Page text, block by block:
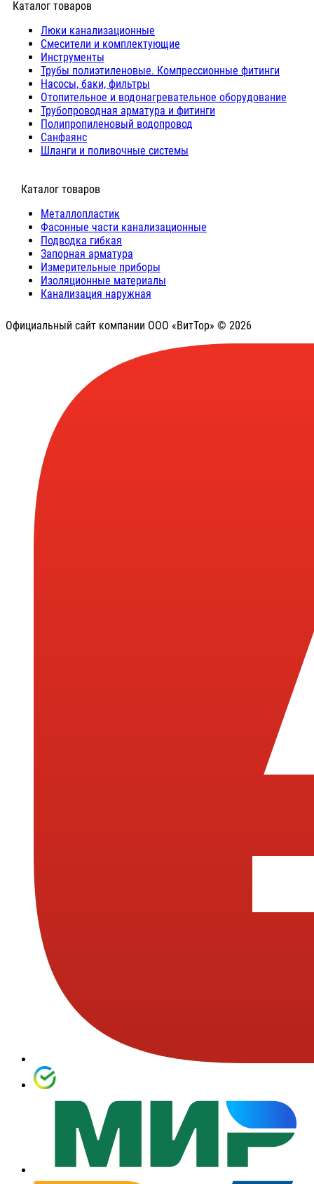
Каталог товаров
Люки канализационные
Cмесители и комплектующие
Инструменты
Трубы полиэтиленовые. Компрессионные фитинги
Насосы, баки, фильтры
Отопительное и водонагревательное оборудование
Трубопроводная арматура и фитинги
Полипропиленовый водопровод
Санфаянс
Шланги и поливочные системы
⠀Каталог товаров
Металлопластик
Фасонные части канализационные
Подводка гибкая
Запорная арматура
Измерительные приборы
Изоляционные материалы
Канализация наружная
Официальный сайт компании ООО «ВитТор» © 2026